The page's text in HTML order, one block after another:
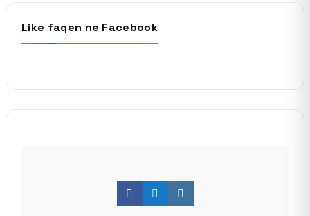
Like faqen ne Facebook
FacebookTwitterInstagram